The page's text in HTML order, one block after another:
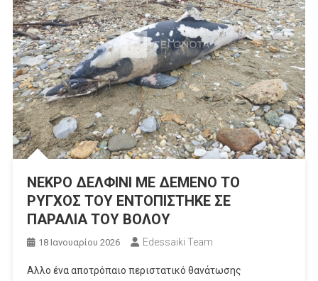
ΝΕΚΡΟ ΔΕΛΦΙΝΙ ΜΕ ΔΕΜΕΝΟ ΤΟ
ΡΥΓΧΟΣ ΤΟΥ ΕΝΤΟΠΙΣΤΗΚΕ ΣΕ
ΠΑΡΑΛΙΑ ΤΟΥ ΒΟΛΟΥ
18 Ιανουαρίου 2026 Edessaiki Team
Αλλο ένα αποτρόπαιο περιστατικό θανάτωσης